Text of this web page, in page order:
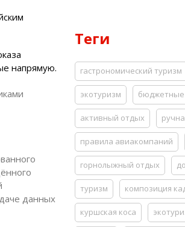
напрямую.
данных
Теги
гастрономический туризм
экотуризм бюджетные
активный отдых
правила авиакомпаний
горнолыжный отдых
туризм композиция
куршская коса